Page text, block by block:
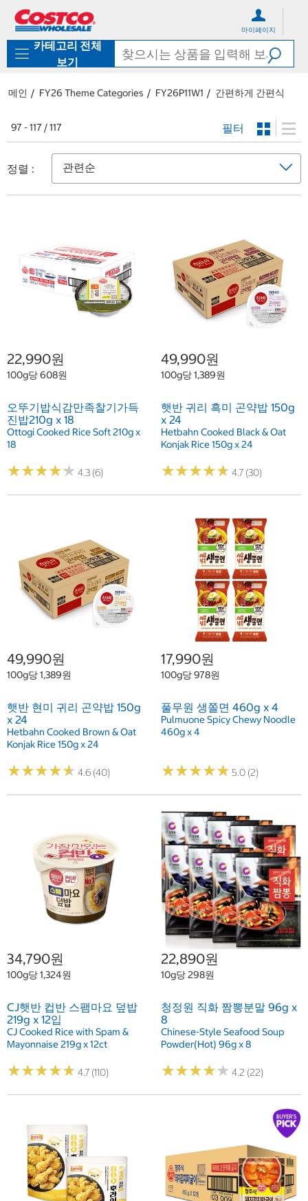
로
기
가
마이페이지
카테고리 전체
보기
메인 FY26 Theme Categories FY26P11W1 간편하게 간편식
97 - 117 / 117 필터
정렬 :
22,990원
100g당 608원
오뚜기밥식감만족찰기가득
진밥210g x 18
Ottogi Cooked Rice Soft 210g x
18
★★★★★
★★★★★ 4.3 (6)
49,990원
100g당 1,389원
햇반 귀리 흑미 곤약밥 150g
x 24
Hetbahn Cooked Black & Oat
Konjak Rice 150g x 24
★★★★★
★★★★★ 4.7 (30)
49,990원
100g당 1,389원
햇반 현미 귀리 곤약밥 150g
x 24
Hetbahn Cooked Brown & Oat
Konjak Rice 150g x 24
★★★★★
★★★★★ 4.6 (40)
17,990원
100g당 978원
풀무원 생쫄면 460g x 4
Pulmuone Spicy Chewy Noodle
460g x 4
★★★★★
★★★★★ 5.0 (2)
34,790원
100g당 1,324원
CJ햇반 컵반 스팸마요 덮밥
219g x 12입
CJ Cooked Rice with Spam &
Mayonnaise 219g x 12ct
★★★★★
★★★★★ 4.7 (110)
22,890원
10g당 298원
청정원 직화 짬뽕분말 96g x
8
Chinese-Style Seafood Soup
Powder(Hot) 96g x 8
★★★★★
★★★★★ 4.2 (22)